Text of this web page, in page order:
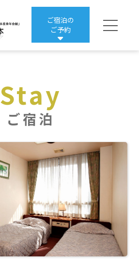
ご宿泊の
ご予約
ご宿泊予約はこちら
じゃらんからの
ご宿泊予約はこちら
一般・合宿プランの
ご予約はこちら
Stay
ご宿泊